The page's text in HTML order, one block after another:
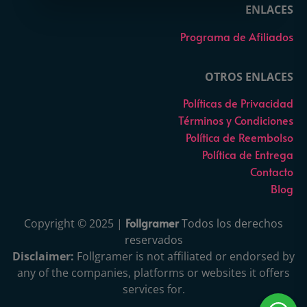
ENLACES
Programa de Afiliados
OTROS ENLACES
Políticas de Privacidad
Términos y Condiciones
Política de Reembolso
Política de Entrega
Contacto
Blog
Copyright © 2025 | FollgramerTodos los derechos
reservados
Disclaimer: Follgramer is not affiliated or endorsed by
any of the companies, platforms or websites it offers
services for.